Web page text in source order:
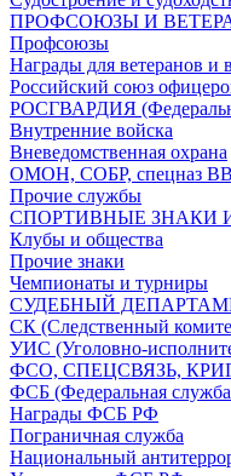
ПРОФСОЮЗЫ И
Профсоюзы
Награды для ветеранов и
Российский союз
РОСГВАРДИЯ
Внутренние войска
Вневедомственная охрана
ОМОН, СОБР, спецназ ВВ
Прочие службы
СПОРТИВНЫЕ ЗНАКИ
Клубы и общества
Прочие знаки
Чемпионаты и турниры
СУДЕБНЫЙ
СК (Следственный
УИС (Уголовно-
ФСО, СПЕЦСВЯЗЬ,
ФСБ (Федеральная служба
Награды ФСБ РФ
Пограничная служба
Национальный